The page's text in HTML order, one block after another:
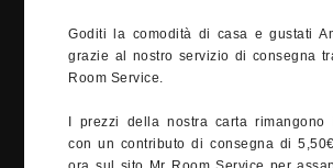
42 Quai Jean-Charles Rey,
+377 92 05 92 14
12:00-15:00, 19:00-23:00
Goditi la comodità di casa e gustati
grazie al nostro servizio di consegna
Room Service.
I prezzi della nostra carta rimangono
con un contributo di consegna di